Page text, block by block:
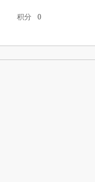
积分
0